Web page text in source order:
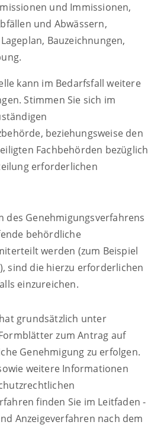
und Immissionen,
und Abwässern,
Bauzeichnungen,
kann im Bedarfsfall weitere
Stimmen Sie sich im
beziehungsweise den
Fachbehörden bezüglich
erforderlichen
des Genehmigungsverfahrens
behördliche
werden (zum Beispiel
sind die hierzu erforderlichen
einzureichen.
grundsätzlich unter
zum Antrag auf
Genehmigung zu erfolgen.
weitere Informationen
finden Sie im Leitfaden -
Anzeigeverfahren nach dem